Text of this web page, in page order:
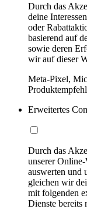
Durch das
deine
oder
basierend auf
sowie deren
wir auf dieser
Meta-Pixel,
Erweitertes
Durch das
unserer
auswerten und
gleichen wir
mit folgenden
Dienste bereits